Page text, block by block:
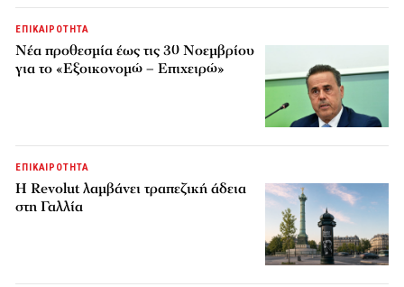
ΕΠΙΚΑΙΡΟΤΗΤΑ
Νέα προθεσμία έως τις 30 Νοεμβρίου
για το «Εξοικονομώ – Επιχειρώ»
ΕΠΙΚΑΙΡΟΤΗΤΑ
Η Revolut λαμβάνει τραπεζική άδεια
στη Γαλλία